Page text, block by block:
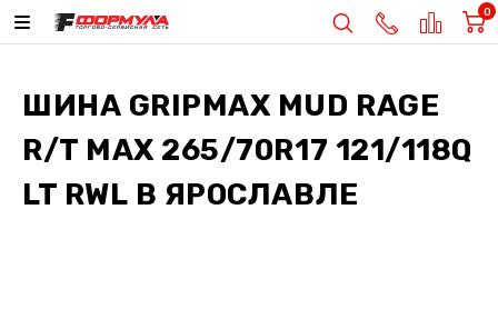
0
ШИНА GRIPMAX MUD RAGE
R/T MAX 265/70R17 121/118Q
LT RWL В ЯРОСЛАВЛЕ